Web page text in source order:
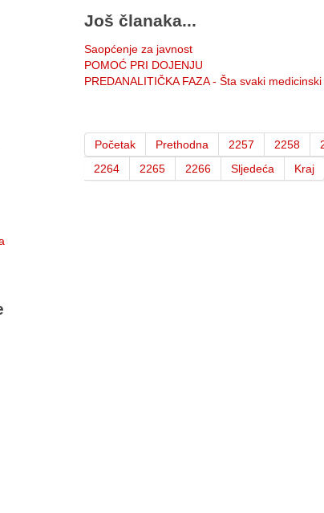
Još članaka...
Saopćenje za javnost
POMOĆ PRI DOJENJU
PREDANALITIČKA FAZA - Šta svaki
Početak
Prethodna 2257 2258
2264
2265 2266 Sljedeća Kraj